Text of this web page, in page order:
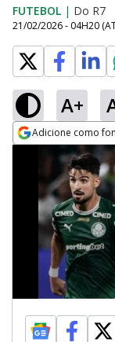
FUTEBOL | Do R7
21/02/2026 - 04H20
A+
Adicione como
Opens in new